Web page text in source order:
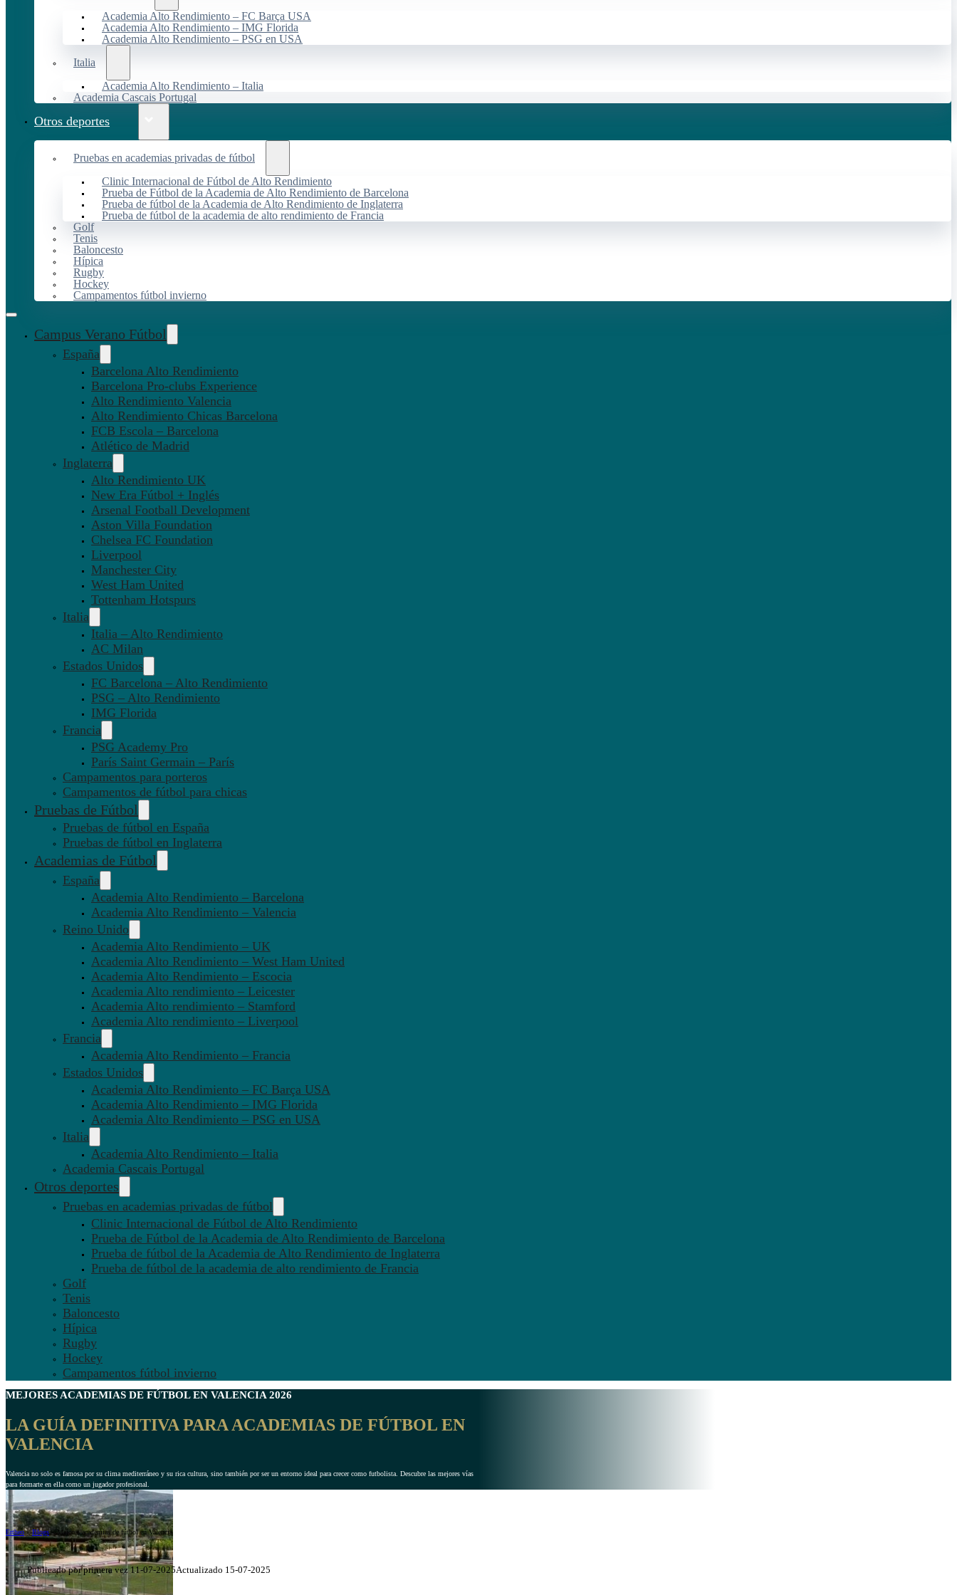
Academia Alto Rendimiento – FC Barça USA
Academia Alto Rendimiento – IMG Florida
Academia Alto Rendimiento – PSG en USA
Italia
Academia Alto Rendimiento – Italia
Academia Cascais Portugal
Otros deportes
Pruebas en academias privadas de fútbol
Clinic Internacional de Fútbol de Alto Rendimiento
Prueba de Fútbol de la Academia de Alto Rendimiento de Barcelona
Prueba de fútbol de la Academia de Alto Rendimiento de Inglaterra
Prueba de fútbol de la academia de alto rendimiento de Francia
Golf
Tenis
Baloncesto
Hípica
Rugby
Hockey
Campamentos fútbol invierno
Campus Verano Fútbol
España
Barcelona Alto Rendimiento
Barcelona Pro-clubs Experience
Alto Rendimiento Valencia
Alto Rendimiento Chicas Barcelona
FCB Escola – Barcelona
Atlético de Madrid
Inglaterra
Alto Rendimiento UK
New Era Fútbol + Inglés
Arsenal Football Development
Aston Villa Foundation
Chelsea FC Foundation
Liverpool
Manchester City
West Ham United
Tottenham Hotspurs
Italia
Italia – Alto Rendimiento
AC Milan
Estados Unidos
FC Barcelona – Alto Rendimiento
PSG – Alto Rendimiento
IMG Florida
Francia
PSG Academy Pro
París Saint Germain – París
Campamentos para porteros
Campamentos de fútbol para chicas
Pruebas de Fútbol
Pruebas de fútbol en España
Pruebas de fútbol en Inglaterra
Academias de Fútbol
España
Academia Alto Rendimiento – Barcelona
Academia Alto Rendimiento – Valencia
Reino Unido
Academia Alto Rendimiento – UK
Academia Alto Rendimiento – West Ham United
Academia Alto Rendimiento – Escocia
Academia Alto rendimiento – Leicester
Academia Alto rendimiento – Stamford
Academia Alto rendimiento – Liverpool
Francia
Academia Alto Rendimiento – Francia
Estados Unidos
Academia Alto Rendimiento – FC Barça USA
Academia Alto Rendimiento – IMG Florida
Academia Alto Rendimiento – PSG en USA
Italia
Academia Alto Rendimiento – Italia
Academia Cascais Portugal
Otros deportes
Pruebas en academias privadas de fútbol
Clinic Internacional de Fútbol de Alto Rendimiento
Prueba de Fútbol de la Academia de Alto Rendimiento de Barcelona
Prueba de fútbol de la Academia de Alto Rendimiento de Inglaterra
Prueba de fútbol de la academia de alto rendimiento de Francia
Golf
Tenis
Baloncesto
Hípica
Rugby
Hockey
Campamentos fútbol invierno
MEJORES ACADEMIAS DE FÚTBOL EN VALENCIA 2026
LA GUÍA DEFINITIVA PARA ACADEMIAS DE FÚTBOL EN
VALENCIA
Valencia no solo es famosa por su clima mediterráneo y su rica cultura, sino también por ser un entorno ideal para crecer como futbolista. Descubre las mejores vías
para formarte en ella como un jugador profesional.
Ertheo»Blogs» Mejores academias de fútbol en Valencia
Publicado por primera vez 11-07-2025Actualizado 15-07-2025